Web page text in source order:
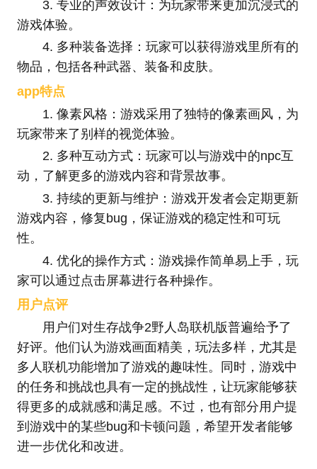
3. 专业的声效设计：为玩家带来更加沉浸式的
游戏体验。
4. 多种装备选择：玩家可以获得游戏里所有的
物品，包括各种武器、装备和皮肤。
app特点
1. 像素风格：游戏采用了独特的像素画风，为
玩家带来了别样的视觉体验。
2. 多种互动方式：玩家可以与游戏中的npc互
动，了解更多的游戏内容和背景故事。
3. 持续的更新与维护：游戏开发者会定期更新
游戏内容，修复bug，保证游戏的稳定性和可玩
性。
4. 优化的操作方式：游戏操作简单易上手，玩
家可以通过点击屏幕进行各种操作。
用户点评
用户们对生存战争2野人岛联机版普遍给予了
好评。他们认为游戏画面精美，玩法多样，尤其是
多人联机功能增加了游戏的趣味性。同时，游戏中
的任务和挑战也具有一定的挑战性，让玩家能够获
得更多的成就感和满足感。不过，也有部分用户提
到游戏中的某些bug和卡顿问题，希望开发者能够
进一步优化和改进。